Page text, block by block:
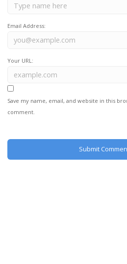
Email Address:
Your URL:
Save my name, email, and website in this
comment.